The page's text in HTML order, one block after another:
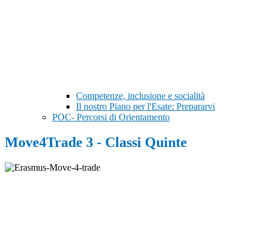
Competenze, inclusione e socialità
Il nostro Piano per l'Esate: Prepararvi
POC- Percorsi di Orientamento
Move4Trade 3 - Classi Quinte